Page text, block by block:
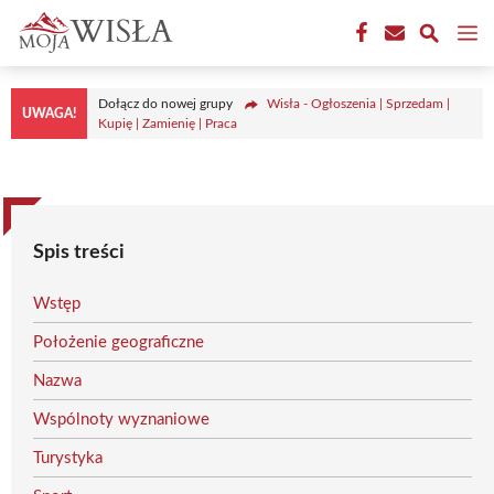
Przejdź
treści
UWAGA!
Dołącz do nowej grupy
Wisła - Ogłoszenia | Sprzedam |
Kupię | Zamienię | Praca
Spis treści
Wstęp
Położenie geograficzne
Nazwa
Wspólnoty wyznaniowe
Turystyka